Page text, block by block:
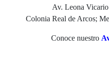
Av. Leona
Colonia Real de Arcos;
Conoce nuestro